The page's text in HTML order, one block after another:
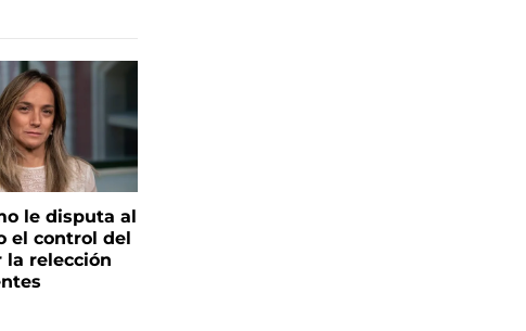
le disputa al
el control del
la relección